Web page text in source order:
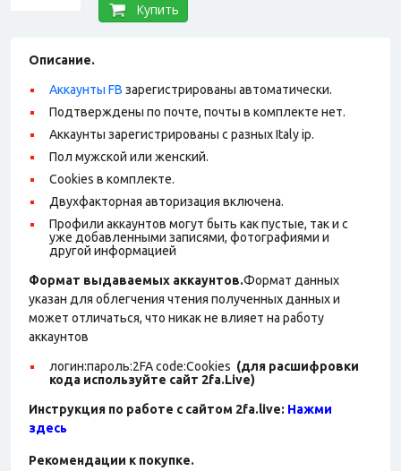
Купить
Описание.
Аккаунты FB зарегистрированы автоматически.
Подтверждены по почте, почты в комплекте нет.
Аккаунты зарегистрированы с разных Italy ip.
Пол мужской или женский.
Cookies в комплекте.
Двухфакторная авторизация включена.
Профили аккаунтов могут быть как пустые, так и с
уже добавленными записями, фотографиями и
другой информацией
Формат выдаваемых аккаунтов.Формат данных
указан для облегчения чтения полученных данных и
может отличаться, что никак не влияет на работу
аккаунтов
логин:пароль:2FAcode:Cookies (для расшифровки
кода используйте сайт 2fa.Live)
Инструкция по работе с сайтом 2fa.live: Нажми
здесь
Рекомендации к покупке.